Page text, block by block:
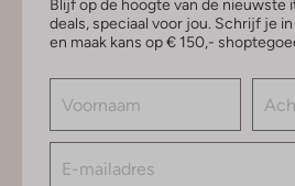
Blijf op de hoogte van de nieuwste
deals, speciaal voor jou. Schrijf je
en maak kans op € 150,-